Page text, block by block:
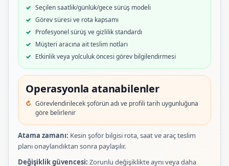
Seçilen saatlik/günlük/gece sürüş modeli
Görev süresi ve rota kapsamı
Profesyonel sürüş ve gizlilik standardı
Müşteri aracına ait teslim notları
Etkinlik veya yolculuk öncesi görev bilgilendirmesi
Operasyonla atanabilenler
Görevlendirilecek şoförün adı ve profili tarih uygunluğuna
göre belirlenir
Atama zamanı: Kesin şoför bilgisi rota, saat ve araç teslim
planı onaylandıktan sonra paylaşılır.
Değişiklik güvencesi: Zorunlu değişiklikte aynı veya daha